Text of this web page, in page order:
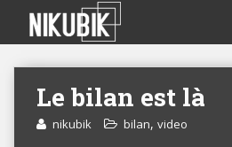
Le bilan est là
nikubik bilan, video